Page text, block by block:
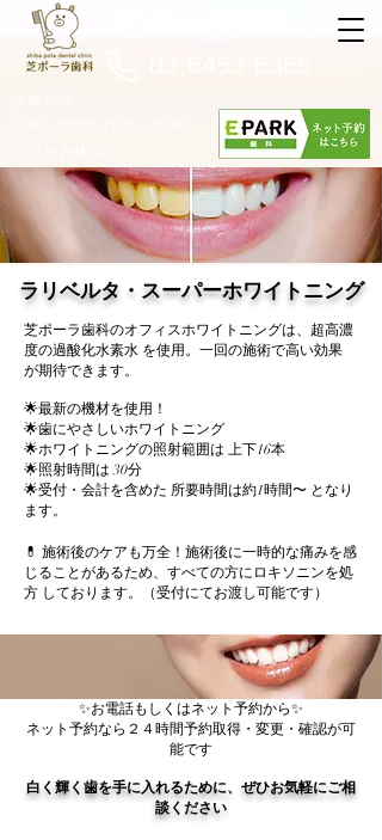
​ラリベルタ・スーパーホワイトニング
芝ポーラ歯科のオフィスホワイトニングは、超高濃
度の過酸化水素水 を使用。一回の施術で高い効果
が期待できます。
🌟最新の機材を使用！
🌟歯にやさしいホワイトニング
🌟ホワイトニングの照射範囲は 上下16本
🌟照射時間は 30分
🌟受付・会計を含めた 所要時間は約1時間〜 となり
ます。
💊 施術後のケアも万全！施術後に一時的な痛みを感
じることがあるため、すべての方にロキソニンを処
方 しております。（受付にてお渡し可能です）
✨お電話もしくはネット予約から✨
ネット予約なら２４時間予約取得・変更・確認が可
能です
白く輝く歯を手に入れるために、ぜひお気軽にご相
談ください